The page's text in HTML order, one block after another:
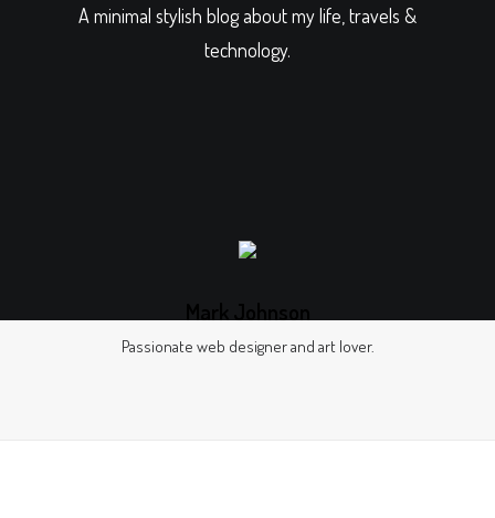
SCÈNESA minimal stylish blog about my life, travels &
technology.
Passionate web designer and art lover.